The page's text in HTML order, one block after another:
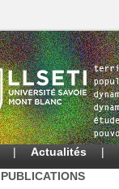
| Actualités |
PUBLICATIONS